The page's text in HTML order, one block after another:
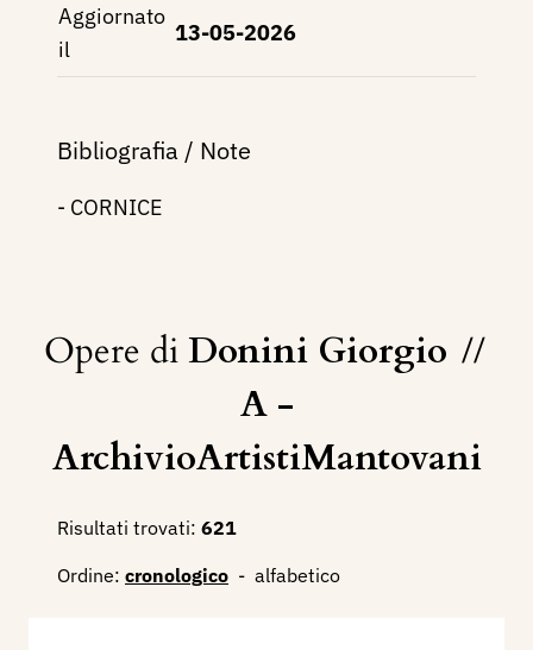
Aggiornato
il
13-05-2026
Bibliografia / Note
- CORNICE
Opere diDonini Giorgio //
A -
ArchivioArtistiMantovani
Risultati trovati: 621
Ordine: cronologico - alfabetico